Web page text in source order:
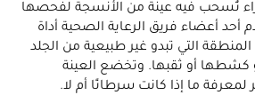
تُسحب فيه عينة من الأنسجة لفحصها
أحد أعضاء فريق الرعاية الصحية أداة
التي تبدو غير طبيعية من الجلد
كشطها أو ثقبها. وتخضع العينة
ما إذا كانت سرطانًا أم لا.